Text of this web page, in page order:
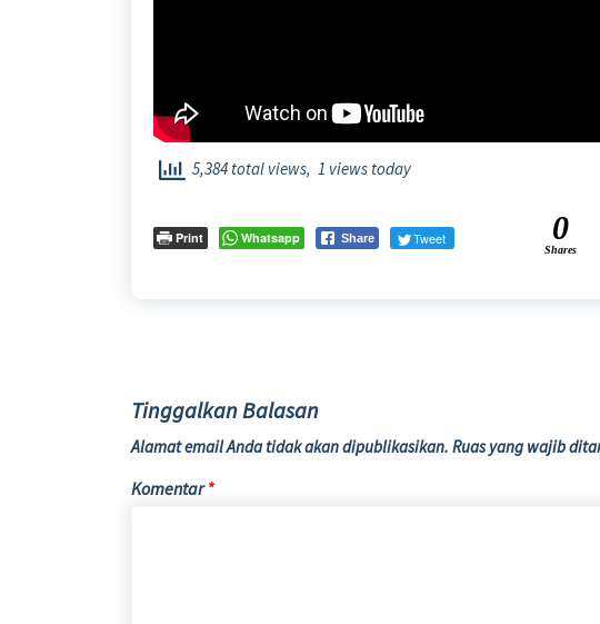
5,384 total views, 1 views today
Print Whatsapp Share Tweet 0
Shares
Tinggalkan Balasan
Alamat email Anda tidak akan dipublikasikan. Ruas yang wajib
Komentar*